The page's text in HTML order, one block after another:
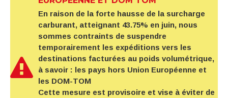
En raison de la forte hausse de la surcharge
carburant, atteignant 43.75% en juin, nous
sommes contraints de suspendre
temporairement les expéditions vers les
destinations facturées au poids volumétrique,
à savoir : les pays hors Union Européenne et
les DOM-TOM
Cette mesure est provisoire et vise à éviter de